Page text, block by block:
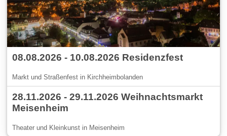
08.08.2026 - 10.08.2026 Residenzfest
Markt und Straßenfest in Kirchheimbolanden
28.11.2026 - 29.11.2026 Weihnachtsmarkt
Meisenheim
Theater und Kleinkunst in Meisenheim